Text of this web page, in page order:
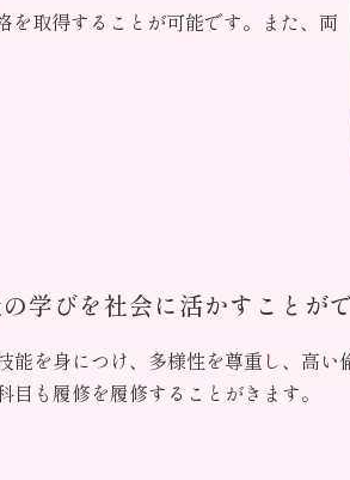
取得することが可能です。また、両
学びを社会に活かすことが
能を身につけ、多様性を尊重し、高
も履修を履修することがきます。